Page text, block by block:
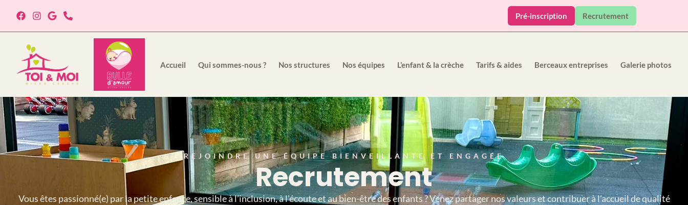
Pré-inscription Recrutement
Accueil Qui sommes-nous ? Nos structures Nos équipes L’enfant & la crèche Tarifs & aides Berceaux entreprises Galerie photos
REJOINDRE UNE ÉQUIPE BIENVEILLANTE ET ENGAGÉE
Recrutement
Vous êtes passionné(e) par la petite enfance, sensible à l’inclusion, à l’écoute et au bien-être des enfants ? Venez partager nos valeurs et contribuer à l’accueil de qualité